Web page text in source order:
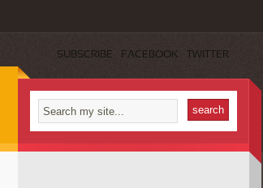
SUBSCRIBE FACEBOOK TWITTER